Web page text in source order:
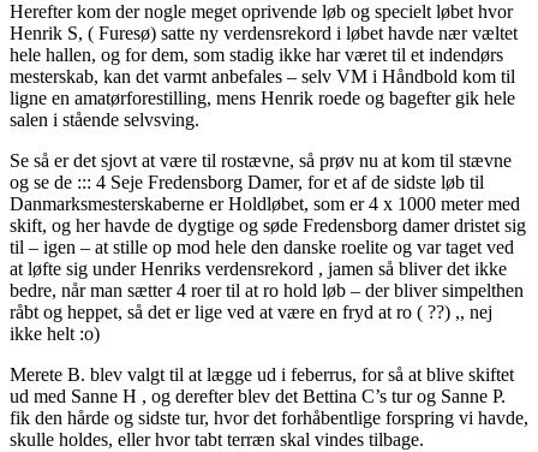
Herefter kom der nogle meget oprivende løb og specielt løbet hvor
Henrik S, ( Furesø) satte ny verdensrekord i løbet havde nær væltet
hele hallen, og for dem, som stadig ikke har været til et indendørs
mesterskab, kan det varmt anbefales – selv VM i Håndbold kom til
ligne en amatørforestilling, mens Henrik roede og bagefter gik hele
salen i stående selvsving.
Se så er det sjovt at være til rostævne, så prøv nu at kom til stævne
og se de ::: 4 Seje Fredensborg Damer, for et af de sidste løb til
Danmarksmesterskaberne er Holdløbet, som er 4 x 1000 meter med
skift, og her havde de dygtige og søde Fredensborg damer dristet sig
til – igen – at stille op mod hele den danske roelite og var taget ved
at løfte sig under Henriks verdensrekord , jamen så bliver det ikke
bedre, når man sætter 4 roer til at ro hold løb – der bliver simpelthen
råbt og heppet, så det er lige ved at være en fryd at ro ( ??) ,, nej
ikke helt :o)
Merete B. blev valgt til at lægge ud i feberrus, for så at blive skiftet
ud med Sanne H , og derefter blev det Bettina C’s tur og Sanne P.
fik den hårde og sidste tur, hvor det forhåbentlige forspring vi havde,
skulle holdes, eller hvor tabt terræn skal vindes tilbage.